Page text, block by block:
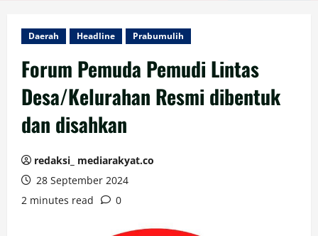
Daerah Headline Prabumulih
Forum Pemuda Pemudi Lintas
Desa/Kelurahan Resmi dibentuk
dan disahkan
redaksi_ mediarakyat.co
28 September 2024
2 minutes read
0